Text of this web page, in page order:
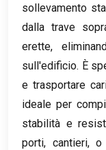
sollevamento
dalla trave
erette,
sull'edificio. È
e trasportare
ideale per
stabilità e
porti, cantieri,